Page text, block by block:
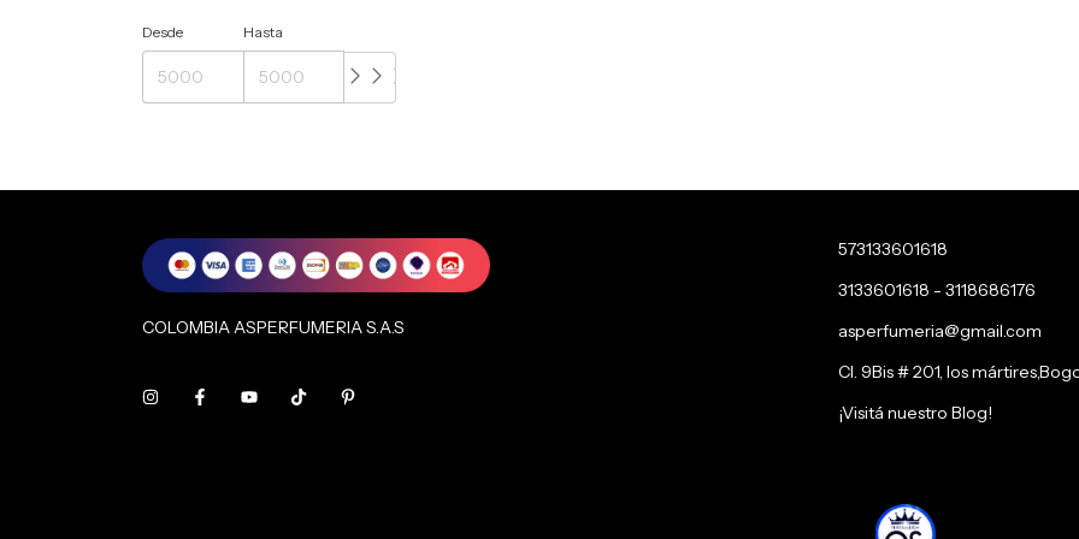
Desde Hasta
COLOMBIA ASPERFUMERIA S.A.S
573133601618
3133601618 - 3118686176
asperfumeria@gmail.com
Cl. 9Bis # 201, los
¡Visitá nuestro Blog!